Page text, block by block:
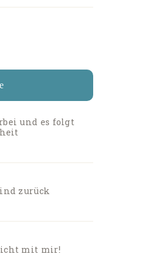
und es folgt
zurück
mit mir!